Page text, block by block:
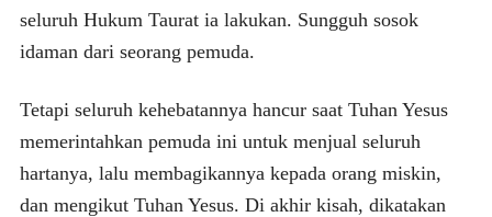
seluruh Hukum Taurat ia lakukan. Sungguh sosok
idaman dari seorang pemuda.
Tetapi seluruh kehebatannya hancur saat Tuhan Yesus
memerintahkan pemuda ini untuk menjual seluruh
hartanya, lalu membagikannya kepada orang miskin,
dan mengikut Tuhan Yesus. Di akhir kisah, dikatakan